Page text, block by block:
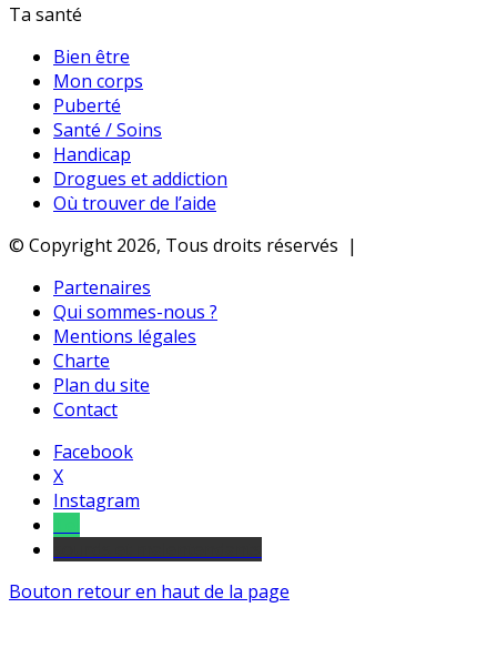
Ta santé
Bien être
Mon corps
Puberté
Santé / Soins
Handicap
Drogues et addiction
Où trouver de l’aide
© Copyright 2026, Tous droits réservés |
Partenaires
Qui sommes-nous ?
Mentions légales
Charte
Plan du site
Contact
Facebook
X
Instagram
Bouton retour en haut de la page